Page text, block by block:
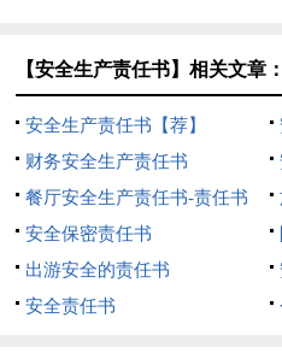
【安全生产责任书】相关文章：
安全生产责任书【荐】
财务安全生产责任书
餐厅安全生产责任书-责任书
安全保密责任书
出游安全的责任书
安全责任书